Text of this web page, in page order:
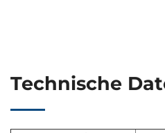
Technische